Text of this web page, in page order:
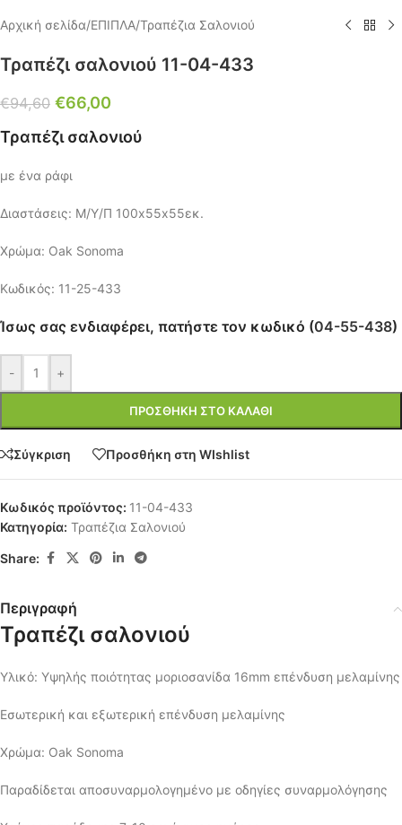
Αρχική σελίδα/ΕΠΙΠΛΑ/Τραπέζια Σαλονιού
Τραπέζι σαλονιού 11-04-433
€94,60 €66,00
Τραπέζι σαλονιού
με ένα ράφι
Διαστάσεις: Μ/Υ/Π 100х55х55εκ.
Χρώμα: Oak Sonoma
Κωδικός: 11-25-433
Ίσως σας ενδιαφέρει, πατήστε τον κωδικό (04-55-438)
- +
ΠΡΟΣΘΉΚΗ ΣΤΟ ΚΑΛΆΘΙ
Σύγκριση Προσθήκη στη WIshlist
Κωδικός προϊόντος: 11-04-433
Κατηγορία: Τραπέζια Σαλονιού
Share:
Περιγραφή
Τραπέζι σαλονιού
Υλικό: Υψηλής ποιότητας μοριοσανίδα 16mm επένδυση μελαμίνης
Εσωτερική και εξωτερική επένδυση μελαμίνης
Χρώμα: Oak Sonoma
Παραδίδεται αποσυναρμολογημένο με οδηγίες συναρμολόγησης